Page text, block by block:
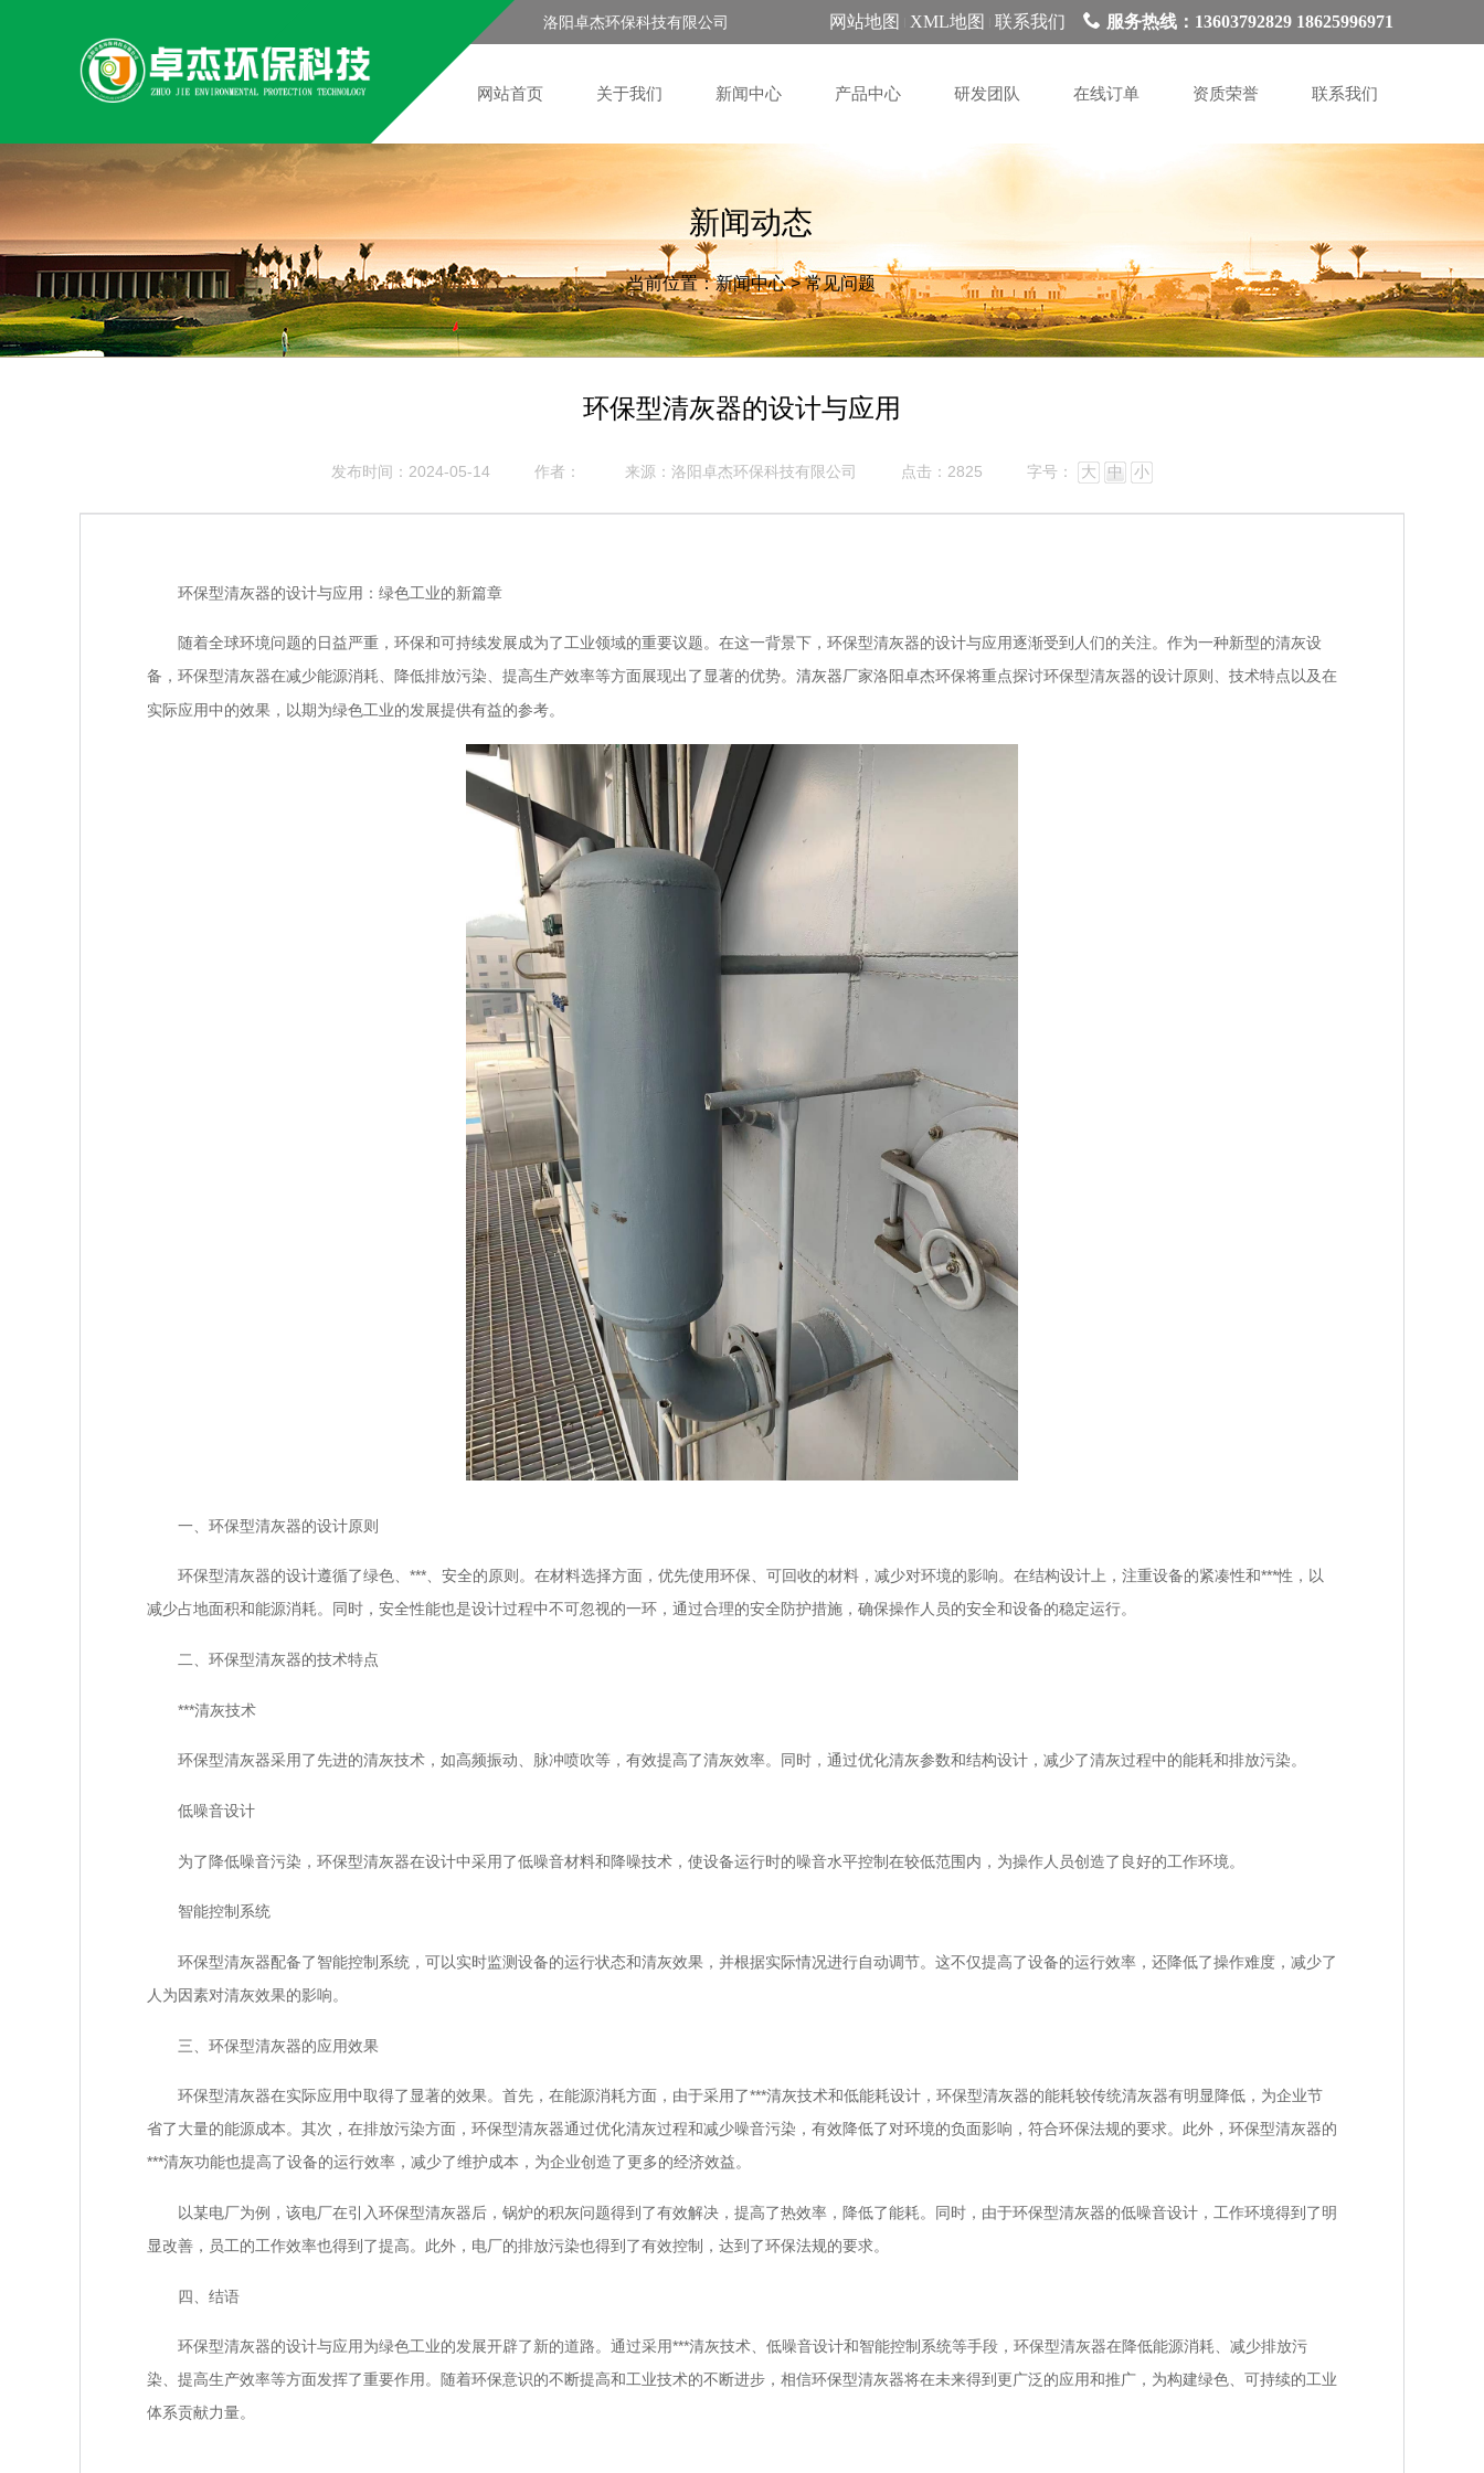
洛阳卓杰环保科技有限公司 网站地图 XML地图 联系我们 服务热线：13603792829 18625996971
网站首页 关于我们 新闻中心 产品中心 研发团队 在线订单 资质荣誉 联系我们
新闻动态
当前位置：新闻中心>常见问题
环保型清灰器的设计与应用
发布时间：2024-05-14 作者： 来源： 洛阳卓杰环保科技有限公司 点击：2825 字号： 大 中 小
环保型清灰器的设计与应用：绿色工业的新篇章
随着全球环境问题的日益严重，环保和可持续发展成为了工业领域的重要议题。在这一背景下，环保型清灰器的设计与应用逐渐受到人们的关注。作为一种新型的清灰设
备，环保型清灰器在减少能源消耗、降低排放污染、提高生产效率等方面展现出了显著的优势。 清灰器厂家洛阳卓杰环保将重点探讨环保型清灰器的设计原则、技术特点以及在
实际应用中的效果，以期为绿色工业的发展提供有益的参考。
一、环保型清灰器的设计原则
环保型清灰器的设计遵循了绿色、***、安全的原则。在材料选择方面，优先使用环保、可回收的材料，减少对环境的影响。在结构设计上，注重设备的紧凑性和***性，以
减少占地面积和能源消耗。同时，安全性能也是设计过程中不可忽视的一环，通过合理的安全防护措施，确保操作人员的安全和设备的稳定运行。
二、环保型清灰器的技术特点
***清灰技术
环保型清灰器采用了先进的清灰技术，如高频振动、脉冲喷吹等，有效提高了清灰效率。同时，通过优化清灰参数和结构设计，减少了清灰过程中的能耗和排放污染。
低噪音设计
为了降低噪音污染，环保型清灰器在设计中采用了低噪音材料和降噪技术，使设备运行时的噪音水平控制在较低范围内，为操作人员创造了良好的工作环境。
智能控制系统
环保型清灰器配备了智能控制系统，可以实时监测设备的运行状态和清灰效果，并根据实际情况进行自动调节。这不仅提高了设备的运行效率，还降低了操作难度，减少了
人为因素对清灰效果的影响。
三、环保型清灰器的应用效果
环保型清灰器在实际应用中取得了显著的效果。首先，在能源消耗方面，由于采用了***清灰技术和低能耗设计，环保型清灰器的能耗较传统清灰器有明显降低，为企业节
省了大量的能源成本。其次，在排放污染方面，环保型清灰器通过优化清灰过程和减少噪音污染，有效降低了对环境的负面影响，符合环保法规的要求。此外，环保型清灰器的
***清灰功能也提高了设备的运行效率，减少了维护成本，为企业创造了更多的经济效益。
以某电厂为例，该电厂在引入环保型清灰器后，锅炉的积灰问题得到了有效解决，提高了热效率，降低了能耗。同时，由于环保型清灰器的低噪音设计，工作环境得到了明
显改善，员工的工作效率也得到了提高。此外，电厂的排放污染也得到了有效控制，达到了环保法规的要求。
四、结语
环保型清灰器的设计与应用为绿色工业的发展开辟了新的道路。通过采用***清灰技术、低噪音设计和智能控制系统等手段，环保型清灰器在降低能源消耗、减少排放污
染、提高生产效率等方面发挥了重要作用。随着环保意识的不断提高和工业技术的不断进步，相信环保型清灰器将在未来得到更广泛的应用和推广，为构建绿色、可持续的工业
体系贡献力量。